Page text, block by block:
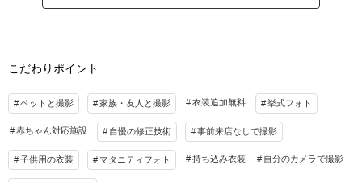
相談予約する
アルバム
衣装追加 会食 挙式
家族と撮影 家族用衣装レンタル ペットと撮影
その他含むもの
ミニラミネートカード写真もプレゼント♪
こだわりポイント
ペットと撮影 家族・友人と撮影 衣装追加無料 挙式フォト
赤ちゃん対応施設 自慢の修正技術 事前来店なしで撮影
子供用の衣装 マタニティフォト 持ち込み衣装 自分のカメラで撮影